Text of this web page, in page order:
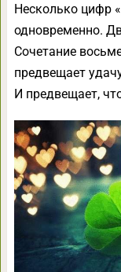
Несколько цифр
одновременно.
Сочетание
предвещает
И предвещает,